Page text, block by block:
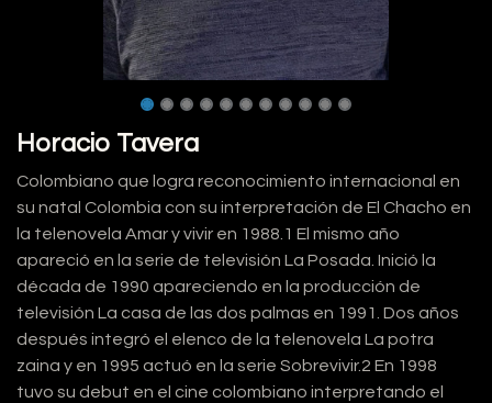
Horacio Tavera
Colombiano que logra reconocimiento internacional en
su natal Colombia con su interpretación de El Chacho en
la telenovela Amar y vivir en 1988.1​ El mismo año
apareció en la serie de televisión La Posada. Inició la
década de 1990 apareciendo en la producción de
televisión La casa de las dos palmas en 1991. Dos años
después integró el elenco de la telenovela La potra
zaina y en 1995 actuó en la serie Sobrevivir.2​ En 1998
tuvo su debut en el cine colombiano interpretando el